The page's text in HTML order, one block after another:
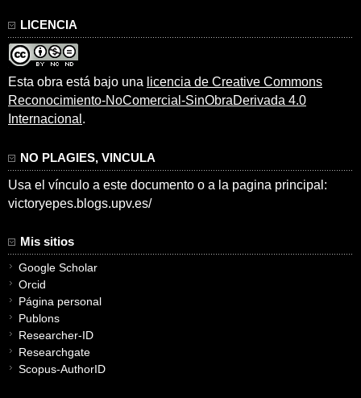
LICENCIA
Esta obra está bajo una licencia de Creative Commons
Reconocimiento-NoComercial-SinObraDerivada 4.0
Internacional .
NO PLAGIES, VINCULA
Usa el vínculo a este documento o a la pagina principal:
victoryepes.blogs.upv.es/
Mis sitios
Google Scholar
Orcid
Página personal
Publons
Researcher-ID
Researchgate
Scopus-AuthorID